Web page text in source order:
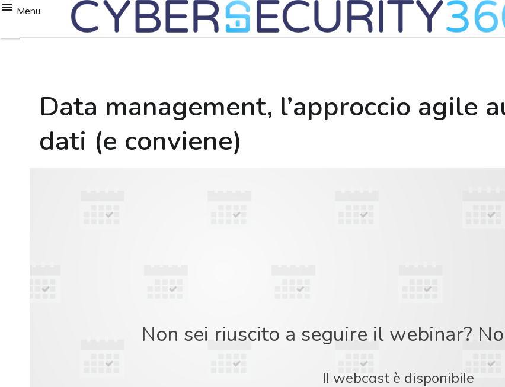
Menu
Data management, l’approccio agile
dati (e conviene)
Non sei riuscito a seguire il webinar?
Il webcast è disponibile